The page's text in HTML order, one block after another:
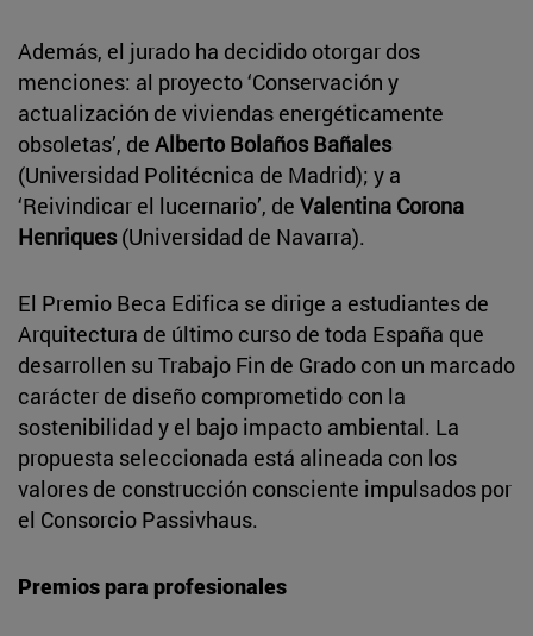
Además, el jurado ha decidido otorgar dos
menciones: al proyecto ‘Conservación y
actualización de viviendas energéticamente
obsoletas’, de Alberto Bolaños Bañales
(Universidad Politécnica de Madrid); y a
‘Reivindicar el lucernario’, de Valentina Corona
Henriques(Universidad de Navarra).
El Premio Beca Edifica se dirige a estudiantes de
Arquitectura de último curso de toda España que
desarrollen su Trabajo Fin de Grado con un marcado
carácter de diseño comprometido con la
sostenibilidad y el bajo impacto ambiental. La
propuesta seleccionada está alineada con los
valores de construcción consciente impulsados por
el Consorcio Passivhaus.
Premios para profesionales